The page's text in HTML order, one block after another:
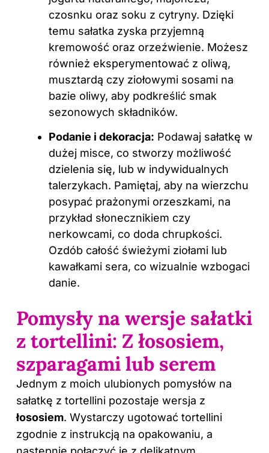
czosnku oraz soku z cytryny. Dzięki
temu sałatka zyska przyjemną
kremowość oraz orzeźwienie. Możesz
również eksperymentować z oliwą,
musztardą czy ziołowymi sosami na
bazie oliwy, aby podkreślić smak
sezonowych składników.
Podanie i dekoracja: Podawaj sałatkę w
dużej misce, co stworzy możliwość
dzielenia się, lub w indywidualnych
talerzykach. Pamiętaj, aby na wierzchu
posypać prażonymi orzeszkami, na
przykład słonecznikiem czy
nerkowcami, co doda chrupkości.
Ozdób całość świeżymi ziołami lub
kawałkami sera, co wizualnie wzbogaci
danie.
Pomysły na wersje sałatki
z tortellini: Z łososiem,
szparagami lub serem
Jednym z moich ulubionych pomysłów na
sałatkę z tortellini pozostaje wersja z
łososiem. Wystarczy ugotować tortellini
zgodnie z instrukcją na opakowaniu, a